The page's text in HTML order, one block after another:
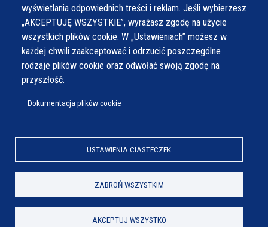
wyświetlania odpowiednich treści i reklam. Jeśli wybierzesz
„AKCEPTUJĘ WSZYSTKIE”, wyrażasz zgodę na użycie
wszystkich plików cookie. W „Ustawieniach” możesz w
każdej chwili zaakceptować i odrzucić poszczególne
rodzaje plików cookie oraz odwołać swoją zgodę na
przyszłość.
Dokumentacja plików cookie
USTAWIENIA CIASTECZEK
ZABROŃ WSZYSTKIM
AKCEPTUJ WSZYSTKO